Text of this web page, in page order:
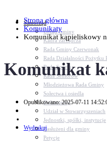
Samorząd
Urząd Gminy
Kadra zarządcza
Rada Gminy Czerwonak
Rada Działalności Pożytku
Rada Sportu
Rada Seniorów
Młodzieżowa Rada Gminy
Sołectwa i osiedla
Dokumenty
Udział w Stowarzyszeniach
Jednostki, spółki, instytucje
Zasłużeni dla gminy
Petycje
Strona główna
Komunikaty
Komunikat kąpieliskowy
Komunikat
Opublikowano: 2025-07-11
Wydrukuj